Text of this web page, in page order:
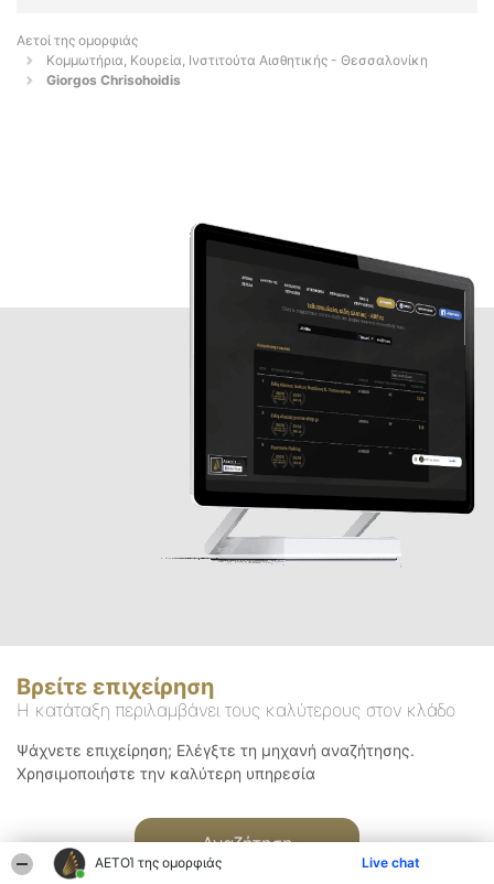
ΑΕΤΟΊ της ομορφιάς Live chat
Αετοί της ομορφιάς
Κομμωτήρια, Κουρεία, Ινστιτούτα Αισθητικής - Θεσσαλονίκη
Giorgos Chrisohoidis
Βρείτε επιχείρηση
Η κατάταξη περιλαμβάνει τους καλύτερους στον κλάδο
Ψάχνετε επιχείρηση; Ελέγξτε τη μηχανή αναζήτησης.
Χρησιμοποιήστε την καλύτερη υπηρεσία
Αναζήτηση